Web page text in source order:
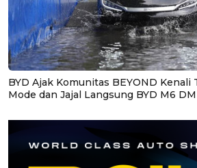
BYD Ajak Komunitas BEYOND Kenali
Mode dan Jajal Langsung BYD M6